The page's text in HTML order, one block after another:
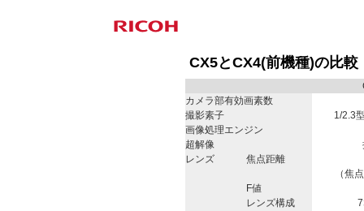
CX5とCX4(前機種)の比較
カメラ部有効画素数
撮影素子
1/2.3
画像処理エンジン
超解像
レンズ
焦点距離
（焦
F値
レンズ構成